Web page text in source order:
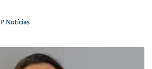
Notícias